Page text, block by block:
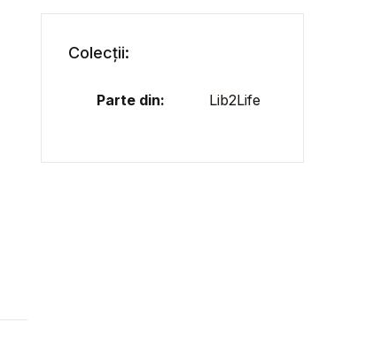
Colecții:
Parte din: Lib2Life